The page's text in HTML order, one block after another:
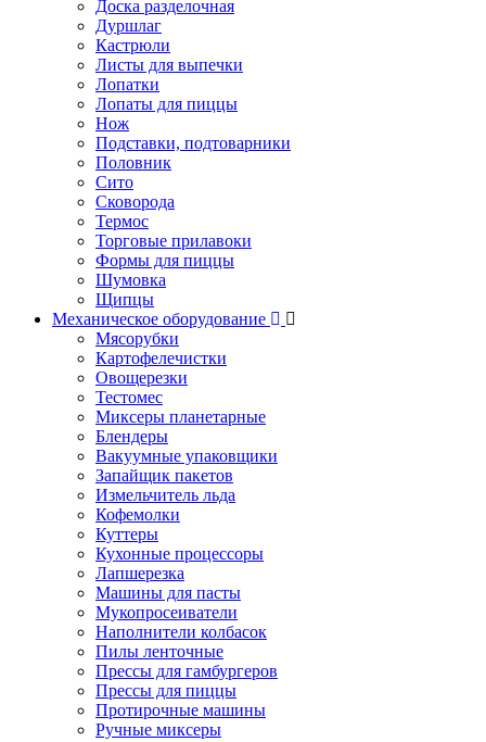
Доска разделочная
Дуршлаг
Кастрюли
Листы для выпечки
Лопатки
Лопаты для пиццы
Нож
Подставки, подтоварники
Половник
Сито
Сковорода
Термос
Торговые прилавоки
Формы для пиццы
Шумовка
Щипцы
Механическое оборудование
Мясорубки
Картофелечистки
Овощерезки
Тестомес
Миксеры планетарные
Блендеры
Вакуумные упаковщики
Запайщик пакетов
Измельчитель льда
Кофемолки
Куттеры
Кухонные процессоры
Лапшерезка
Машины для пасты
Мукопросеиватели
Наполнители колбасок
Пилы ленточные
Прессы для гамбургеров
Прессы для пиццы
Протирочные машины
Ручные миксеры